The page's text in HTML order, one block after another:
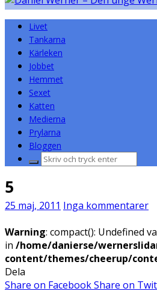
Livet
Tankarna
Kärleken
Jobbet
Hemmet
Sexet
Katten
Medierna
Prylarna
Bloggen
Sök
5
25 maj, 2011 Inga kommentarer
Warning: compact(): Undefined
in /home/danierse/
content/themes/cheerup/
Dela
Share on FacebookShare on